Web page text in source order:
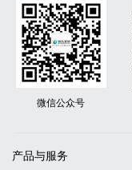
微信公众号
产品与服务